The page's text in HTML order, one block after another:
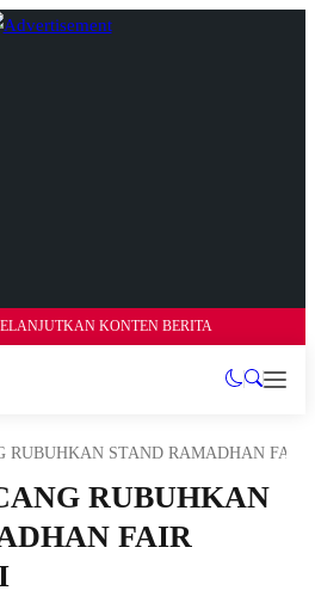
KONTEN BERITA
RUBUHKAN STAND RAMADHAN FAIR
RUBUHKAN
FAIR